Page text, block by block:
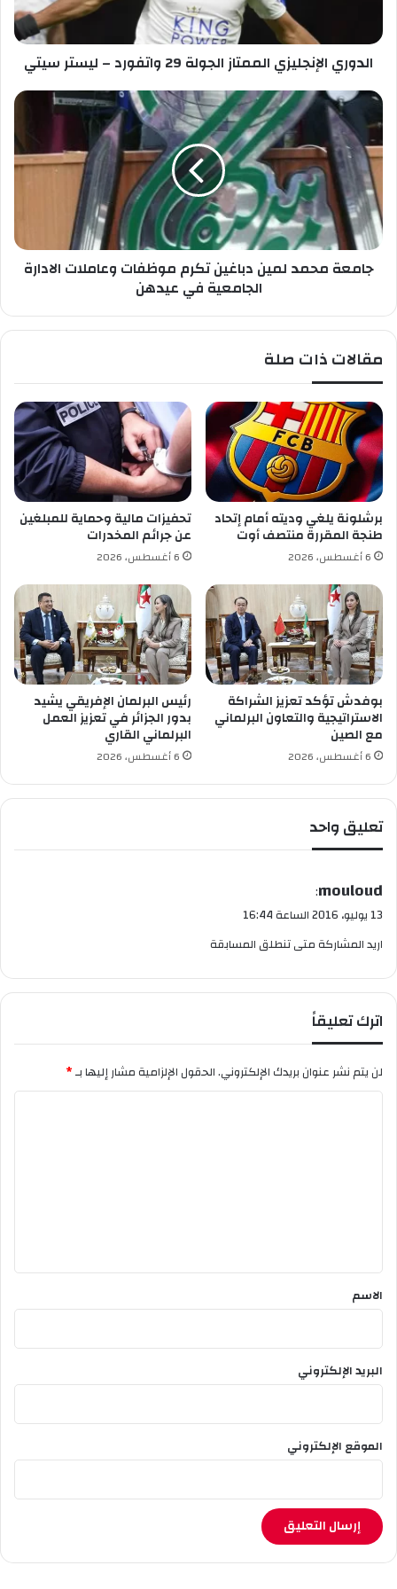
صإ
ل
ي
ي
م
م
ت
ل
و
ل
2
9
و
ا
ت
ف
و
ر
د
–
ل
ي
س
ت
ر
س
ي
ت
ي
الدوري الإنجليزي الممتاز الجولة 29 واتفورد – ليستر سيتي
ج
ا
ع
م
ح
م
د
ن
ب
ا
ي
ن
ت
ك
ر
م
و
ظ
ف
ا
ت
ع
ا
م
ل
ا
ت
ل
د
ا
ة
ا
ل
ج
م
ع
ي
ة
ف
ي
ع
جامعة محمد لمين دباغين تكرم موظفات وعاملات الادارة
الجامعية في عيدهن
مقالات ذات صلة
برشلونة يلغي وديته أمام إتحاد
طنجة المقررة منتصف أوت
6 أغسطس، 2026
تحفيزات مالية وحماية للمبلغين
عن جرائم المخدرات
6 أغسطس، 2026
بوفدش تؤكد تعزيز الشراكة
الاستراتيجية والتعاون البرلماني
مع الصين
6 أغسطس، 2026
رئيس البرلمان الإفريقي يشيد
بدور الجزائر في تعزيز العمل
البرلماني القاري
6 أغسطس، 2026
تعليق واحد
ي
ق
ل
mouloud
:
13 يوليو، 2016 الساعة 16:44
اريد المشاركة متى تنطلق المسابقة
اترك تعليقاً
لن يتم نشر عنوان بريدك الإلكتروني.الحقول الإلزامية مشار إليها بـ*
*
الاسم
البريد الإلكتروني
الموقع الإلكتروني